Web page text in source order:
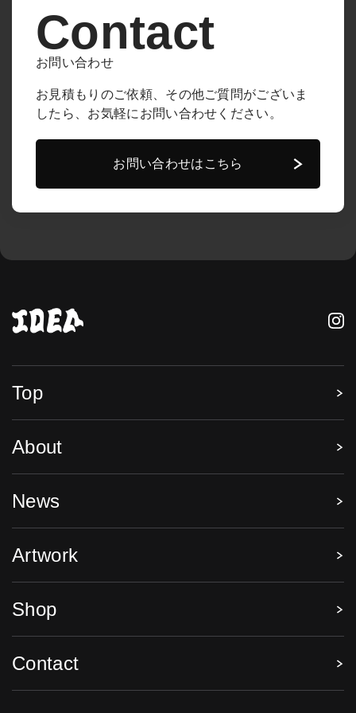
Contact
お問い合わせ
お見積もりのご依頼、その他ご質問がございま
したら、 お気軽にお問い合わせください。
お問い合わせはこちら
Top
About
News
Artwork
Shop
Contact